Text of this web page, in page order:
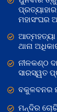
ଆତ୍ମହତ୍ୟା
ଥାନା
ନୀଳକଣ୍ଠ
ସାରସ୍ୱତ
ବକୁଳବନର
ମନ୍ଦିର ଚୋରି